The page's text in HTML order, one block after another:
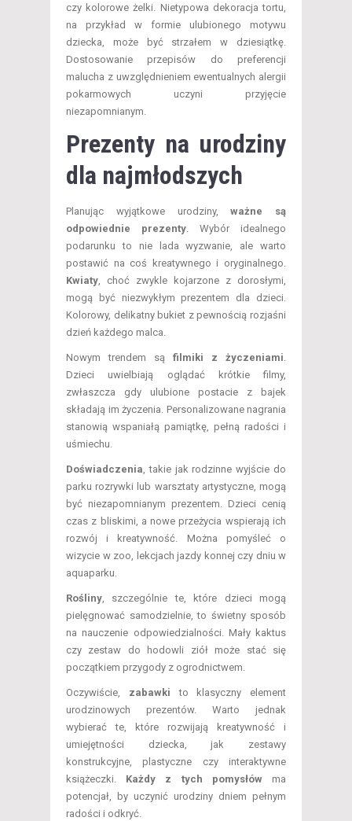
czy kolorowe żelki. Nietypowa dekoracja tortu,
na przykład w formie ulubionego motywu
dziecka, może być strzałem w dziesiątkę.
Dostosowanie przepisów do preferencji
malucha z uwzględnieniem ewentualnych alergii
pokarmowych uczyni przyjęcie
niezapomnianym.
Prezenty na urodziny
dla najmłodszych
Planując wyjątkowe urodziny,ważne są
odpowiednie prezenty. Wybór idealnego
podarunku to nie lada wyzwanie, ale warto
postawić na coś kreatywnego i oryginalnego.
Kwiaty, choć zwykle kojarzone z dorosłymi,
mogą być niezwykłym prezentem dla dzieci.
Kolorowy, delikatny bukiet z pewnością rozjaśni
dzień każdego malca.
Nowym trendem są filmiki z życzeniami.
Dzieci uwielbiają oglądać krótkie filmy,
zwłaszcza gdy ulubione postacie z bajek
składają im życzenia. Personalizowane nagrania
stanowią wspaniałą pamiątkę, pełną radości i
uśmiechu.
Doświadczenia, takie jak rodzinne wyjście do
parku rozrywki lub warsztaty artystyczne, mogą
być niezapomnianym prezentem. Dzieci cenią
czas z bliskimi, a nowe przeżycia wspierają ich
rozwój i kreatywność. Można pomyśleć o
wizycie w zoo, lekcjach jazdy konnej czy dniu w
aquaparku.
Rośliny, szczególnie te, które dzieci mogą
pielęgnować samodzielnie, to świetny sposób
na nauczenie odpowiedzialności. Mały kaktus
czy zestaw do hodowli ziół może stać się
początkiem przygody z ogrodnictwem.
Oczywiście, zabawki to klasyczny element
urodzinowych prezentów. Warto jednak
wybierać te, które rozwijają kreatywność i
umiejętności dziecka, jak zestawy
konstrukcyjne, plastyczne czy interaktywne
książeczki. Każdy z tych pomysłówma
potencjał, by uczynić urodziny dniem pełnym
radości i odkryć.